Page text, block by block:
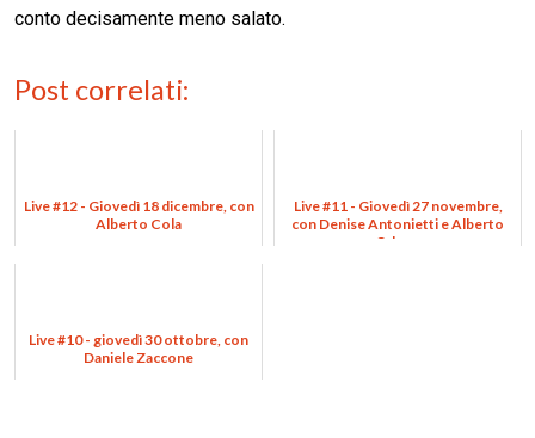
conto decisamente meno salato.
Post correlati:
Live #12 - Giovedì 18 dicembre, con
Alberto Cola
Live #11 - Giovedì 27 novembre,
con Denise Antonietti e Alberto
Odone
Live #10 - giovedì 30 ottobre, con
Daniele Zaccone